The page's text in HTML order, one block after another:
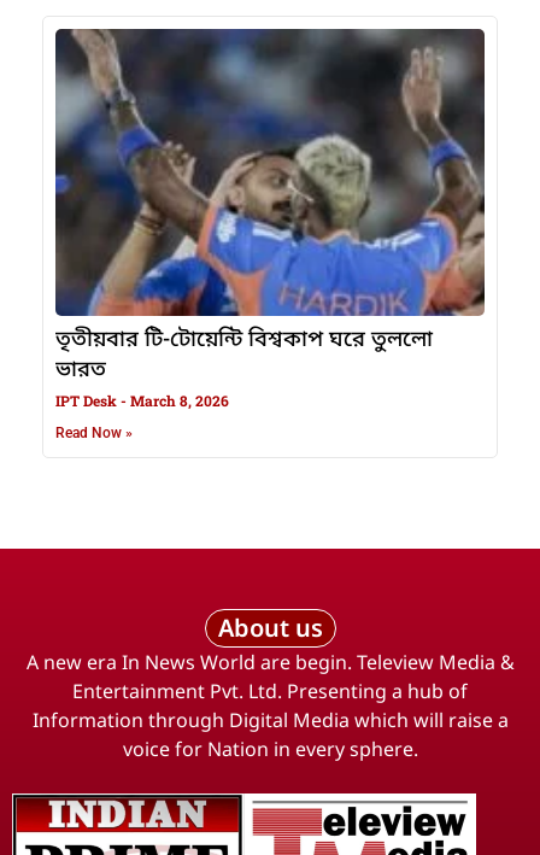
তৃতীয়বার টি-টোয়েন্টি বিশ্বকাপ ঘরে তুললো
ভারত
IPT Desk March 8, 2026
Read Now »
About us
A new era In News World are begin. Teleview Media &
Entertainment Pvt. Ltd. Presenting a hub of
Information through Digital Media which will raise a
voice for Nation in every sphere.